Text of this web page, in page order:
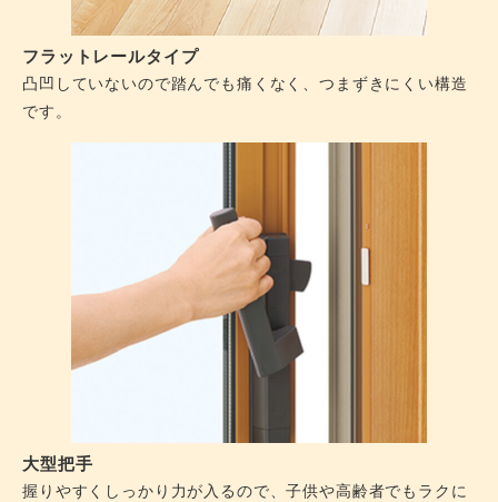
フラットレールタイプ
凸凹していないので踏んでも痛くなく、つまずきにくい構造
です。
大型把手
握りやすくしっかり力が入るので、子供や高齢者でもラクに